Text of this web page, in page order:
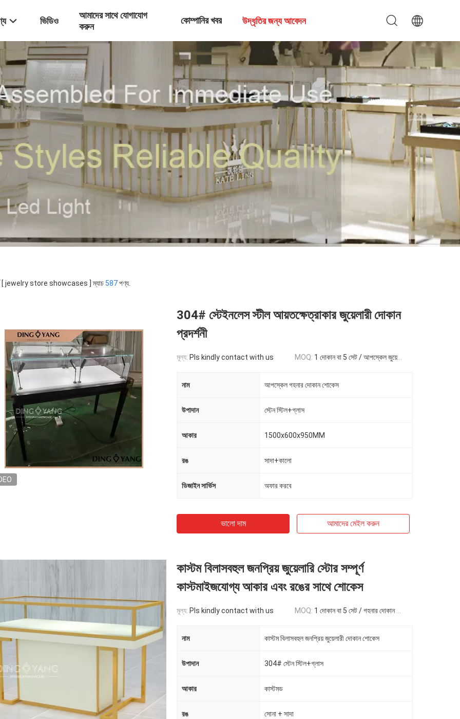
ভিডিও
আমাদের সাথে যোগাযোগ
করুন
কোম্পানির খবর উদ্ধৃতির জন্য আবেদন
[ jewelry store showcases ] ম্যাচ 587পণ্য.
304# স্টেইনলেস স্টীল আয়তক্ষেত্রাকার জুয়েলারী দোকান
প্রদর্শনী
মূল্য: Pls kindly contact with us MOQ: 1 দোকান বা 5 সেট / আপস্কেল জুয়েলারী স্টোর শোকেস
নাম আপস্কেল গহনার দোকান শোকেস
উপাদান স্টেন স্টিল+গ্লাস
আকার 1500x600x950MM
রঙ সাদা+কালো
ডিজাইন সার্ভিস অফার করবে
ভালো দাম আমাদের মেইল ​​করুন
কাস্টম বিলাসবহুল জনপ্রিয় জুয়েলারি স্টোর সম্পূর্ণ
কাস্টমাইজযোগ্য আকার এবং রঙের সাথে শোকেস
মূল্য: Pls kindly contact with us MOQ: 1 দোকান বা 5 সেট / গহনার দোকান আসবাবপত্র
নাম কাস্টম বিলাসবহুল জনপ্রিয় জুয়েলারী দোকান শোকেস
উপাদান 304# স্টেন স্টিল+গ্লাস
আকার কাস্টমড
রঙ সোনা + সাদা